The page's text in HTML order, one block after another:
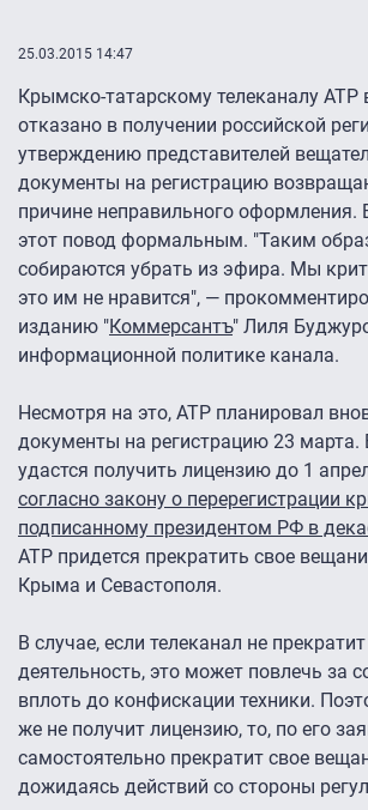
25.03.2015 14:47
Крымско-татарскому телеканалу АТР
отказано в получении российской
утверждению представителей
документы на регистрацию
причине неправильного оформления.
этот повод формальным. "Таким
собираются убрать из эфира. Мы
это им не нравится", —
изданию "Коммерсантъ" Лиля
информационной политике канала.
Несмотря на это, АТР планировал
документы на регистрацию 23 марта.
удастся получить лицензию до 1
согласно закону о перерегистрации
подписанному президентом РФ в
АТР придется прекратить свое
Крыма и Севастополя.
В случае, если телеканал не
деятельность, это может повлечь за
вплоть до конфискации техники.
же не получит лицензию, то, по его
самостоятельно прекратит свое
дожидаясь действий со стороны